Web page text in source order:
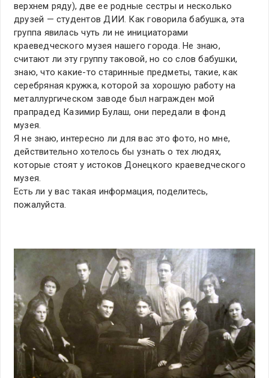
верхнем ряду), две ее родные сестры и несколько
друзей — студентов ДИИ. Как говорила бабушка, эта
группа явилась чуть ли не инициаторами
краеведческого музея нашего города. Не знаю,
считают ли эту группу таковой, но со слов бабушки,
знаю, что какие-то старинные предметы, такие, как
серебряная кружка, которой за хорошую работу на
металлургическом заводе был награжден мой
прапрадед Казимир Булаш, они передали в фонд
музея.
Я не знаю, интересно ли для вас это фото, но мне,
действительно хотелось бы узнать о тех людях,
которые стоят у истоков Донецкого краеведческого
музея.
Есть ли у вас такая информация, поделитесь,
пожалуйста.